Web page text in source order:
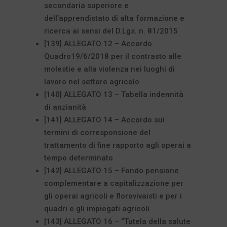
secondaria superiore e
dell’apprendistato di alta formazione e
ricerca ai sensi del D.Lgs. n. 81/2015
[139] ALLEGATO 12 – Accordo
Quadro19/6/2018 per il contrasto alle
molestie e alla violenza nei luoghi di
lavoro nel settore agricolo
[140] ALLEGATO 13 – Tabella indennità
di anzianità
[141] ALLEGATO 14 – Accordo sui
termini di corresponsione del
trattamento di fine rapporto agli operai a
tempo determinato
[142] ALLEGATO 15 – Fondo pensione
complementare a capitalizzazione per
gli operai agricoli e florovivaisti e per i
quadri e gli impiegati agricoli
[143] ALLEGATO 16 – “Tutela della salute